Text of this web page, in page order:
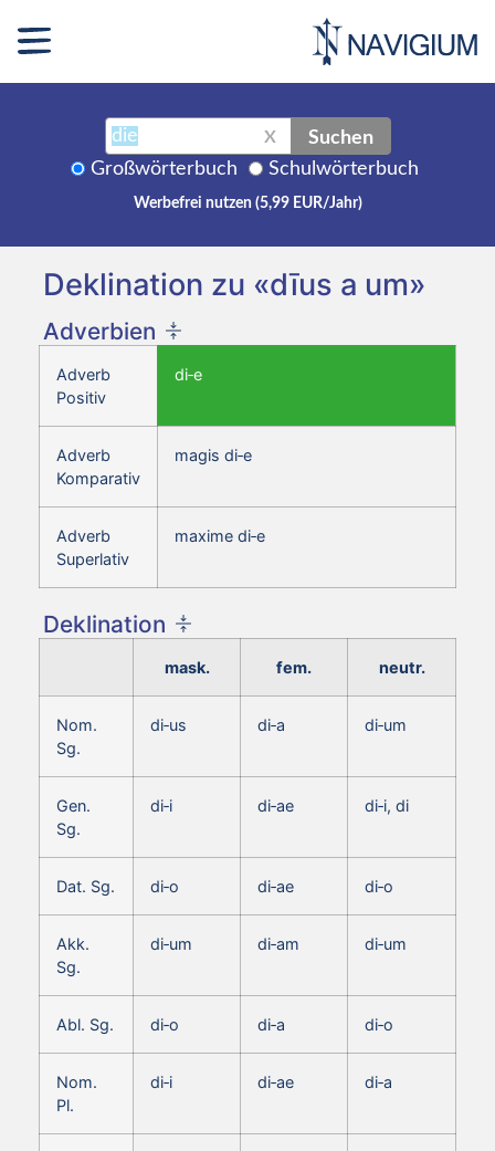
X Suchen
Großwörterbuch Schulwörterbuch
Werbefrei nutzen (5,99 EUR/Jahr)
Deklination zu «dīus a um»
Adverbien
Adverb
Positiv
di‑e
Adverb
Komparativ
magis di‑e
Adverb
Superlativ
maxime di‑e
Deklination
mask. fem. neutr.
Nom.
Sg.
di‑us di‑a di‑um
Gen.
Sg.
di‑i di‑ae di‑i, di
Dat. Sg. di‑o di‑ae di‑o
Akk.
Sg.
di‑um di‑am di‑um
Abl. Sg. di‑o di‑a di‑o
Nom.
Pl.
di‑i di‑ae di‑a